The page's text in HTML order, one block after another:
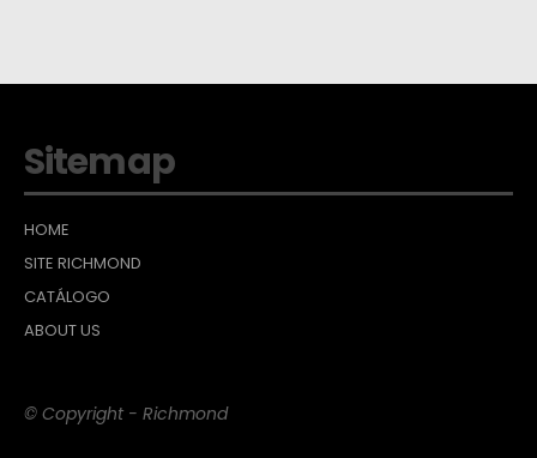
Sitemap
HOME
SITE RICHMOND
CATÁLOGO
ABOUT US
© Copyright - Richmond